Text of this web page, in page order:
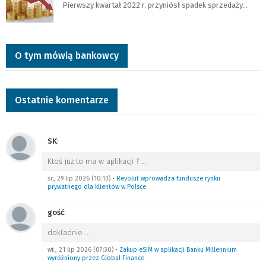
Pierwszy kwartał 2022 r. przyniósł spadek sprzedaży…
O tym mówią bankowcy
Ostatnie komentarze
SK:
Ktoś już to ma w aplikacji ? …
śr., 29 lip 2026 (10:13) • Revolut wprowadza fundusze rynku
prywatnego dla klientów w Polsce
gość:
dokładnie …
wt., 21 lip 2026 (07:30) • Zakup eSIM w aplikacji Banku Millennium
wyróżniony przez Global Finance